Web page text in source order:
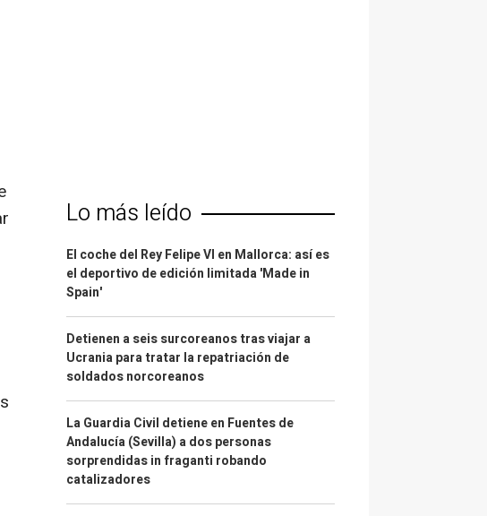
Lo más leído
El coche del Rey Felipe VI en Mallorca: así es
el deportivo de edición limitada 'Made in
Spain'
Detienen a seis surcoreanos tras viajar a
Ucrania para tratar la repatriación de
soldados norcoreanos
La Guardia Civil detiene en Fuentes de
Andalucía (Sevilla) a dos personas
sorprendidas in fraganti robando
catalizadores